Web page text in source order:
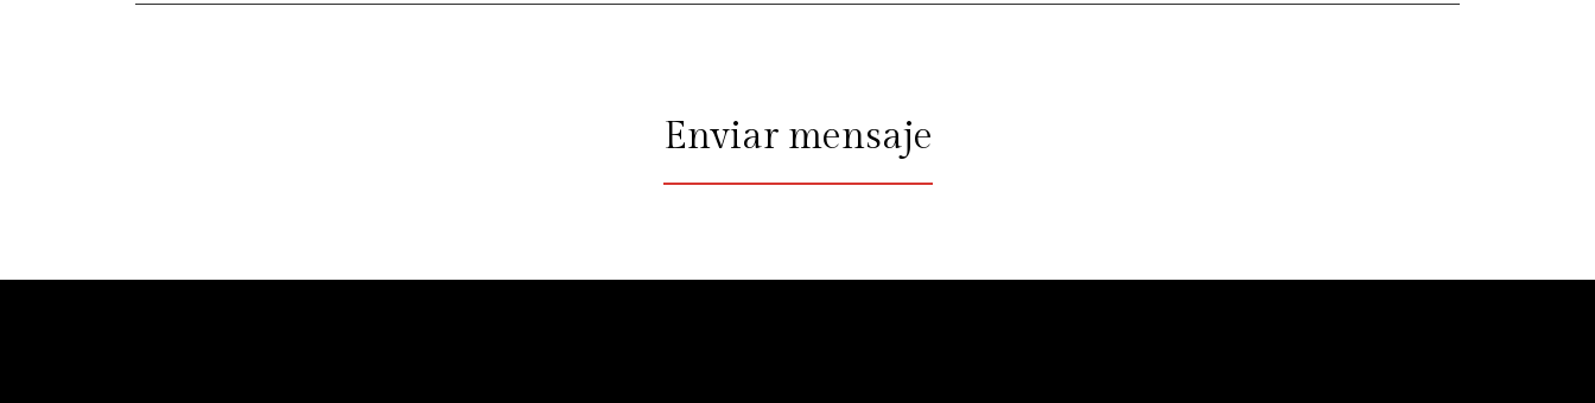
Enviar mensaje